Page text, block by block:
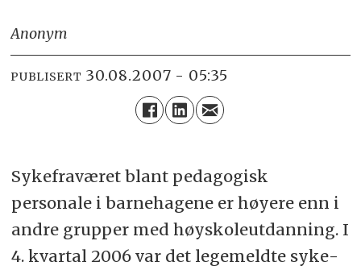
Anonym
PUBLISERT 30.08.2007 - 05:35
Syke­fra­været blant peda­gogisk
personale i barne­hagene er høyere enn i
andre grupper med høy­skole­ut­danning. I
4. kvartal 2006 var det lege­meldte syke­